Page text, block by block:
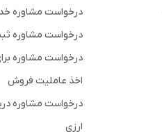
درخواست مشاوره
درخواست مشاوره
درخواست مشاوره
اخذ عاملیت فروش
درخواست مشاوره
ارزی